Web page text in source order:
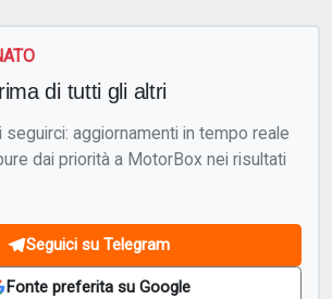
di tutti gli altri
aggiornamenti in tempo reale
dai priorità a MotorBox nei risultati
Seguici su Telegram
Fonte preferita su Google